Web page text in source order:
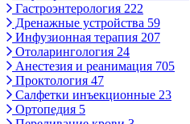
Гастроэнтерология 222
Дренажные устройства 59
Инфузионная терапия 207
Отоларингология 24
Анестезия и реанимация 705
Проктология 47
Салфетки инъекционные 23
Ортопедия 5